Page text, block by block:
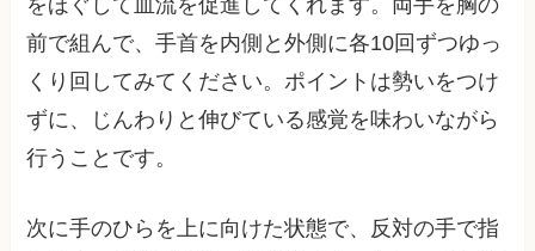
前で組んで、手首を内側と外側に各10回ずつゆっ
くり回してみてください。ポイントは勢いをつけ
ずに、じんわりと伸びている感覚を味わいながら
行うことです。
次に手のひらを上に向けた状態で、反対の手で指